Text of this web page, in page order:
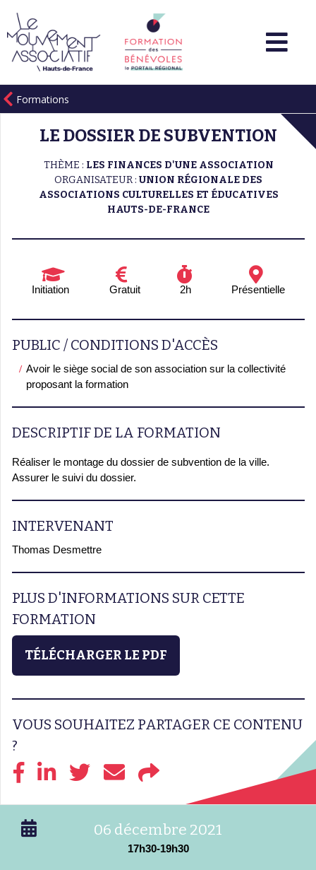
Formations
LE DOSSIER DE SUBVENTION
THÈME : LES FINANCES D'UNE ASSOCIATION
ORGANISATEUR : UNION RÉGIONALE DES
ASSOCIATIONS CULTURELLES ET ÉDUCATIVES
HAUTS-DE-FRANCE
Initiation Gratuit 2h Présentielle
PUBLIC / CONDITIONS D'ACCÈS
Avoir le siège social de son association sur la collectivité
proposant la formation
DESCRIPTIF DE LA FORMATION
Réaliser le montage du dossier de subvention de la ville.
Assurer le suivi du dossier.
INTERVENANT
Thomas Desmettre
PLUS D'INFORMATIONS SUR CETTE
FORMATION
TÉLÉCHARGER LE PDF
VOUS SOUHAITEZ PARTAGER CE CONTENU
?
06 décembre 2021
17h30-19h30